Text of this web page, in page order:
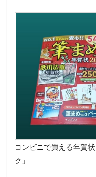
オ
る
4
楽
し
コンビニで買える年賀
ク」